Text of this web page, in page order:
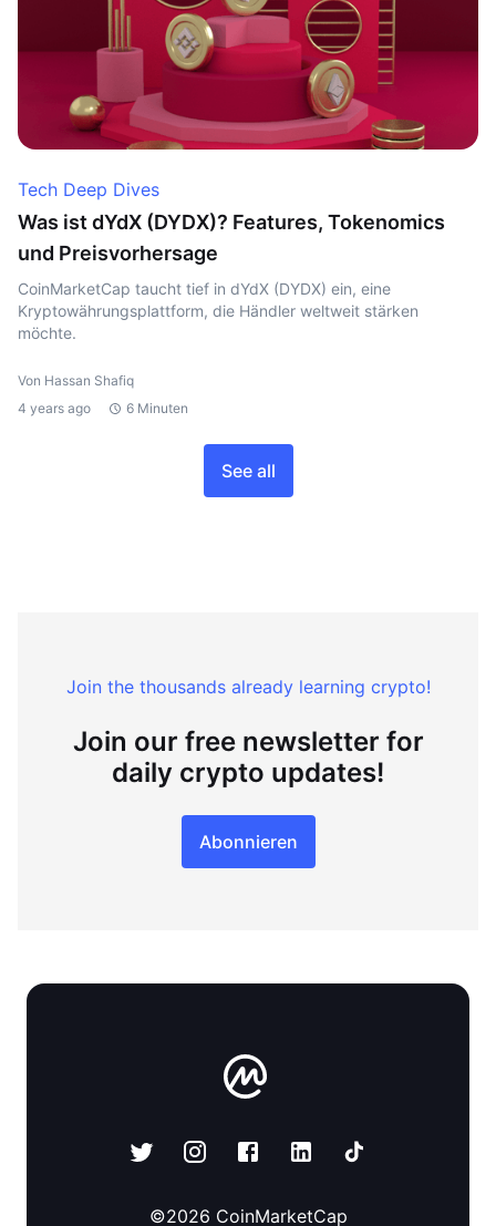
Tech Deep Dives
Was ist dYdX (DYDX)? Features, Tokenomics
und Preisvorhersage
CoinMarketCap taucht tief in dYdX (DYDX) ein, eine
Kryptowährungsplattform, die Händler weltweit stärken
möchte.
Von Hassan Shafiq
4 years ago
6 Minuten
See all
Join the thousands already learning crypto!
Join our free newsletter for
daily crypto updates!
Abonnieren
©2026 CoinMarketCap